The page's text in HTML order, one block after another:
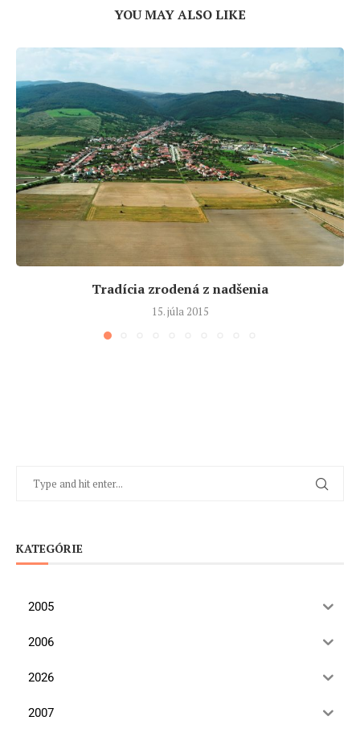
YOU MAY ALSO LIKE
Tradícia zrodená z nadšenia
15. júla 2015
KATEGÓRIE
2005
2006
2026
2007